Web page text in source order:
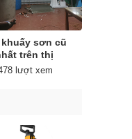
khuấy sơn cũ
trên thị
lượt xem